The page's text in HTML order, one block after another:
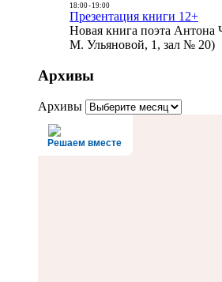
18:00- 19:00
Презентация книги 12+
Новая книга поэта Антона
М. Ульяновой, 1, зал № 20)
Архивы
Архивы
Решаем вместе